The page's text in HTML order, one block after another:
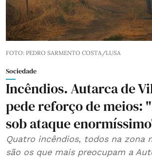
FOTO: PEDRO SARMENTO COSTA/LUSA
Sociedade
Incêndios. Autarca de
pede reforço de meios:
sob ataque
Quatro incêndios, todos na zona
são os que mais preocupam a